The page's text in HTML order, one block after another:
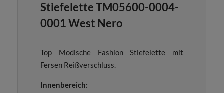
Stiefelette TM05600-0004-
0001 West Nero
Top Modische Fashion Stiefelette mit
Fersen Reißverschluss.
Innenbereich: